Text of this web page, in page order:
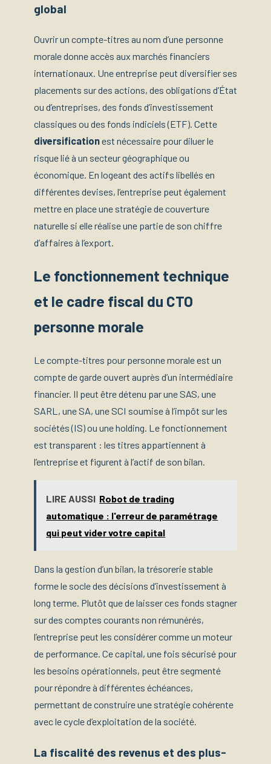
global
Ouvrir un compte-titres au nom d’une personne
morale donne accès aux marchés financiers
internationaux. Une entreprise peut diversifier ses
placements sur des actions, des obligations d’État
ou d’entreprises, des fonds d’investissement
classiques ou des fonds indiciels (ETF). Cette
diversificationest nécessaire pour diluer le
risque lié à un secteur géographique ou
économique. En logeant des actifs libellés en
différentes devises, l’entreprise peut également
mettre en place une stratégie de couverture
naturelle si elle réalise une partie de son chiffre
d’affaires à l’export.
Le fonctionnement technique
et le cadre fiscal du CTO
personne morale
Le compte-titres pour personne morale est un
compte de garde ouvert auprès d’un intermédiaire
financier. Il peut être détenu par une SAS, une
SARL, une SA, une SCI soumise à l’impôt sur les
sociétés (IS) ou une holding. Le fonctionnement
est transparent : les titres appartiennent à
l’entreprise et figurent à l’actif de son bilan.
LIRE AUSSI Robot de trading
automatique : l'erreur de paramétrage
qui peut vider votre capital
Dans la gestion d’un bilan, la trésorerie stable
forme le socle des décisions d’investissement à
long terme. Plutôt que de laisser ces fonds stagner
sur des comptes courants non rémunérés,
l’entreprise peut les considérer comme un moteur
de performance. Ce capital, une fois sécurisé pour
les besoins opérationnels, peut être segmenté
pour répondre à différentes échéances,
permettant de construire une stratégie cohérente
avec le cycle d’exploitation de la société.
La fiscalité des revenus et des plus-